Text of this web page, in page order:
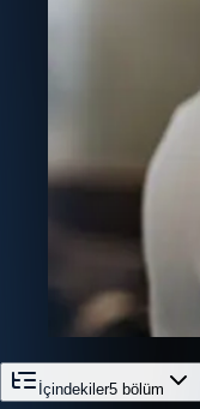
İçindekiler5 bölüm